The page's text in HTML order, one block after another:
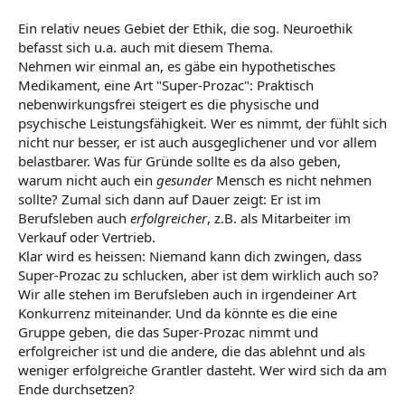
Ein relativ neues Gebiet der Ethik, die sog. Neuroethik
befasst sich u.a. auch mit diesem Thema.
Nehmen wir einmal an, es gäbe ein hypothetisches
Medikament, eine Art "Super-Prozac": Praktisch
nebenwirkungsfrei steigert es die physische und
psychische Leistungsfähigkeit. Wer es nimmt, der fühlt sich
nicht nur besser, er ist auch ausgeglichener und vor allem
belastbarer. Was für Gründe sollte es da also geben,
warum nicht auch ein gesunderMensch es nicht nehmen
sollte? Zumal sich dann auf Dauer zeigt: Er ist im
Berufsleben auch erfolgreicher, z.B. als Mitarbeiter im
Verkauf oder Vertrieb.
Klar wird es heissen: Niemand kann dich zwingen, dass
Super-Prozac zu schlucken, aber ist dem wirklich auch so?
Wir alle stehen im Berufsleben auch in irgendeiner Art
Konkurrenz miteinander. Und da könnte es die eine
Gruppe geben, die das Super-Prozac nimmt und
erfolgreicher ist und die andere, die das ablehnt und als
weniger erfolgreiche Grantler dasteht. Wer wird sich da am
Ende durchsetzen?